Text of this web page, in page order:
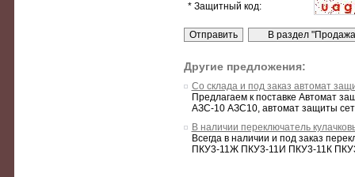
* Защитный код:
Другие предложения:
Со склада и под заказ автомат
Предлагаем к поставке Автомат
АЗС-10 АЗС10, автомат защиты
В наличии переключатель
Всегда в наличии и под заказ
ПКУ3-11Ж ПКУ3-11И ПКУ3-11К